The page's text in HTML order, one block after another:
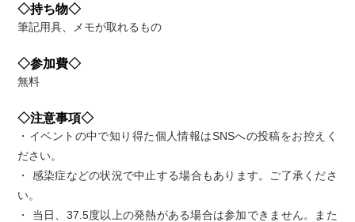
◇持ち物◇
筆記用具、メモが取れるもの
◇参加費◇
無料
◇注意事項◇
・イベントの中で知り得た個人情報はSNSへの投稿をお控えく
ださい。
・ 感染症などの状況で中止する場合もあります。ご了承くださ
い。
・ 当日、37.5度以上の発熱がある場合は参加できません。また